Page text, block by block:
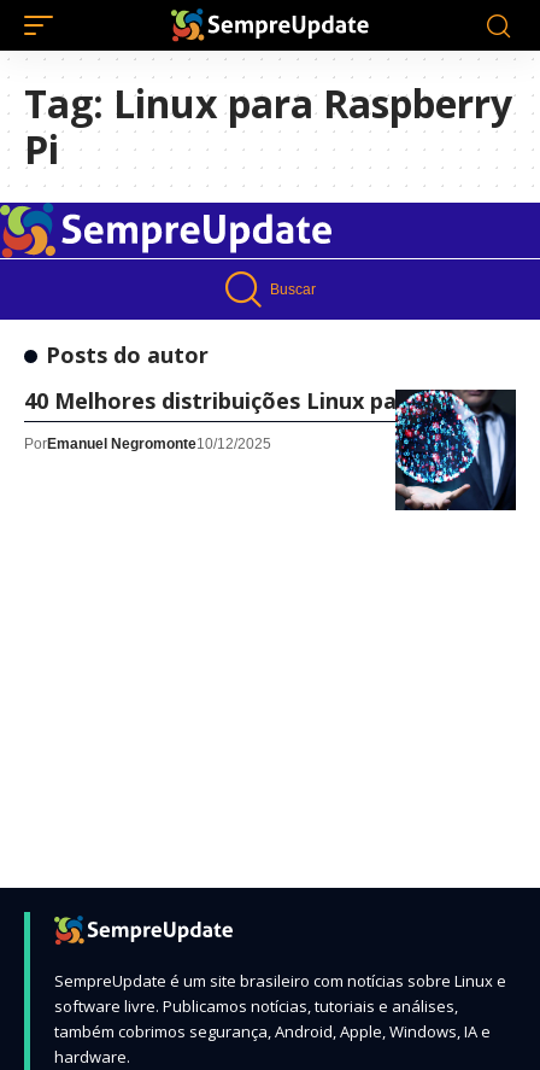
Tag: Linux para Raspberry
Pi
Buscar
Posts do autor
40 Melhores distribuições Linux para 2026
PorEmanuel Negromonte10/12/2025
SempreUpdate é um site brasileiro com notícias sobre Linux e
software livre. Publicamos notícias, tutoriais e análises,
também cobrimos segurança, Android, Apple, Windows, IA e
hardware.